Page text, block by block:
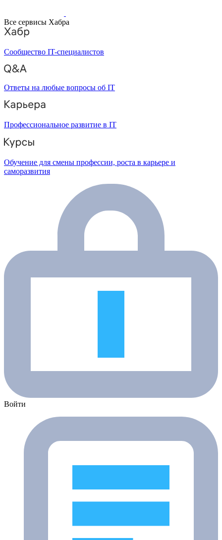
Все сервисы Хабра
Сообщество IT-специалистов
Ответы на любые вопросы об IT
Профессиональное развитие в IT
Обучение для смены профессии, роста в карьере и
саморазвития
Войти